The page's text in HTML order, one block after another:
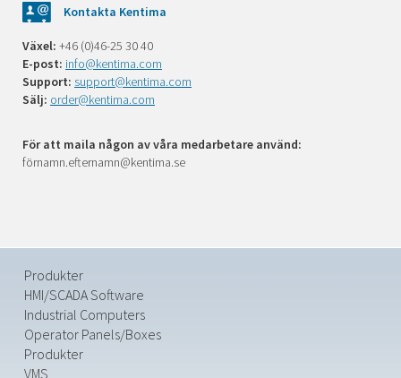
Kontakta Kentima
Växel: +46 (0)46-25 30 40
E-post: info@kentima.com
Support: support@kentima.com
Sälj: order@kentima.com
För att maila någon av våra medarbetare använd:
förnamn.efternamn@kentima.se
Produkter
HMI/SCADA Software
Industrial Computers
Operator Panels/Boxes
Produkter
VMS